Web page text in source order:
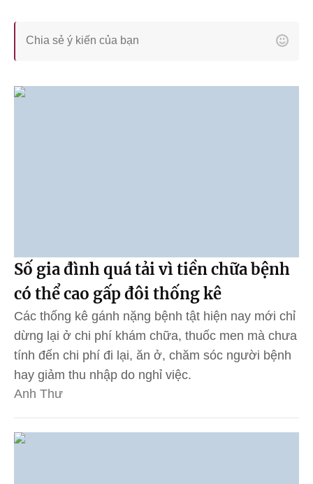
Số gia đình quá tải vì tiền chữa bệnh
có thể cao gấp đôi thống kê
Các thống kê gánh nặng bệnh tật hiện nay mới chỉ
dừng lại ở chi phí khám chữa, thuốc men mà chưa
tính đến chi phí đi lại, ăn ở, chăm sóc người bệnh
hay giảm thu nhập do nghỉ việc.
Anh Thư